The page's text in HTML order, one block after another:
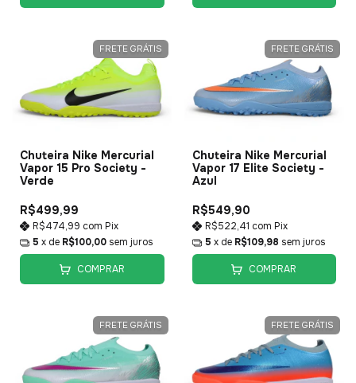
FRETE GRÁTIS
Chuteira Nike Mercurial
Vapor 15 Pro Society -
Verde
R$499,99
R$474,99 com Pix
5 x de R$100,00 sem juros
COMPRAR
FRETE GRÁTIS
Chuteira Nike Mercurial
Vapor 17 Elite Society -
Azul
R$549,90
R$522,41 com Pix
5 x de R$109,98 sem juros
COMPRAR
FRETE GRÁTIS FRETE GRÁTIS